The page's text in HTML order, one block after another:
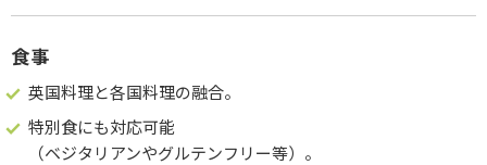
食事
英国料理と各国料理の融合。
特別食にも対応可能
（ベジタリアンやグルテンフリー等）。